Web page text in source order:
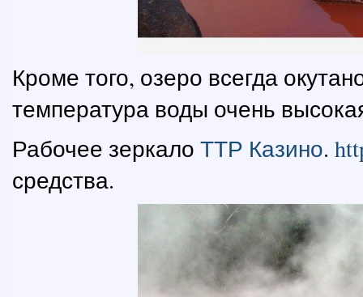
Кроме того, озеро всегда
температура воды очень
Рабочее зеркало ТТР Казино.
средства.